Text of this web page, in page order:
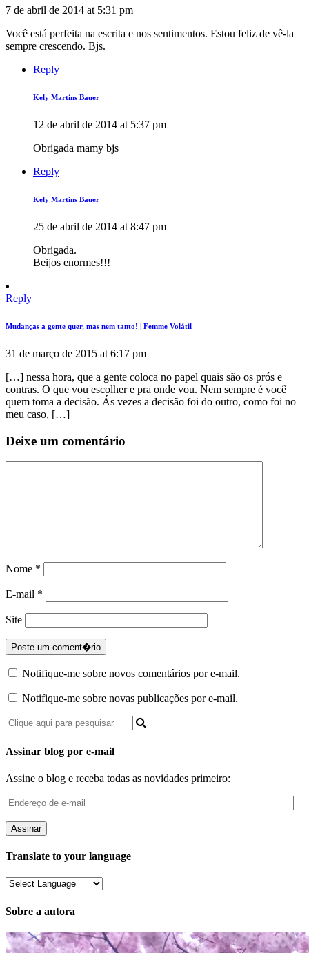
7 de abril de 2014 at 5:31 pm
Você está perfeita na escrita e nos sentimentos. Estou feliz de vê-la
sempre crescendo. Bjs.
Reply
Kely Martins Bauer
12 de abril de 2014 at 5:37 pm
Obrigada mamy bjs
Reply
Kely Martins Bauer
25 de abril de 2014 at 8:47 pm
Obrigada.
Beijos enormes!!!
Reply
Mudanças a gente quer, mas nem tanto! | Femme Volátil
31 de março de 2015 at 6:17 pm
[…] nessa hora, que a gente coloca no papel quais são os prós e
contras. O que vou escolher e pra onde vou. Nem sempre é você
quem toma a decisão. Ás vezes a decisão foi do outro, como foi no
meu caso, […]
Deixe um comentário
Nome *
E-mail *
Site
Notifique-me sobre novos comentários por e-mail.
Notifique-me sobre novas publicações por e-mail.
Assinar blog por e-mail
Assine o blog e receba todas as novidades primeiro:
Endereço
de
e-
mail
Translate to your language
Sobre a autora